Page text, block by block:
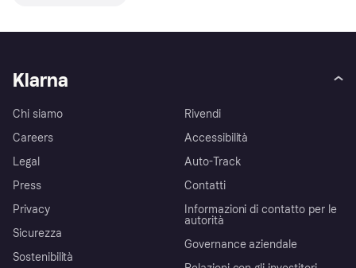
Klarna
Chi siamo
Careers
Legal
Press
Privacy
Sicurezza
Sostenibilità
Rivendi
Accessibilità
Auto-Track
Contatti
Informazioni di contatto per le
autorità
Governance aziendale